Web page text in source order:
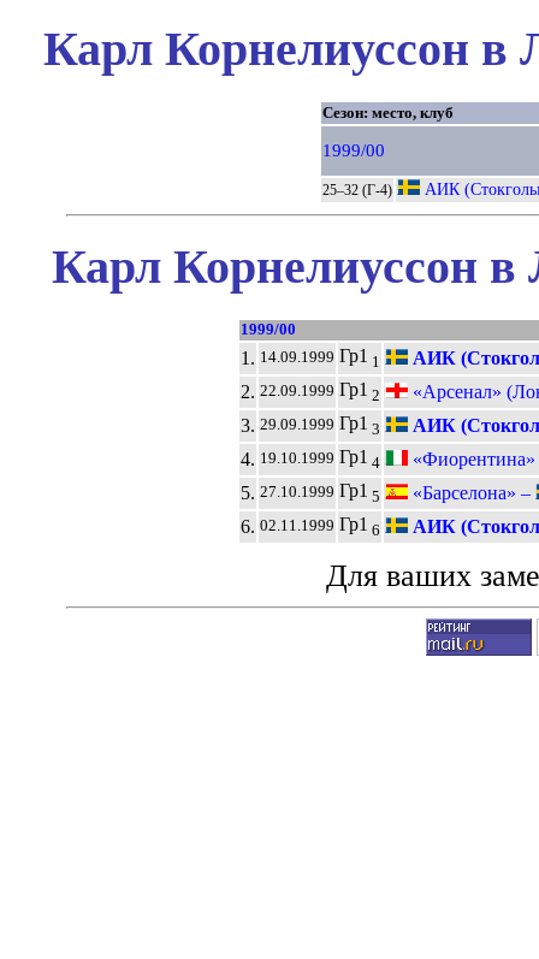
Карл Корнелиуссон в
Сезон: место, клуб
1999/00
25–32 (Г-4) АИК
Карл Корнелиуссон
1999/00
1. 14.09.1999 Гр1 1
АИК
2. 22.09.1999 Гр1 2
«Арсенал»
3. 29.09.1999 Гр1 3
АИК
4. 19.10.1999 Гр1 4
5. 27.10.1999 Гр1 5
«Барселона» –
6. 02.11.1999 Гр1 6 АИК
Для ваших